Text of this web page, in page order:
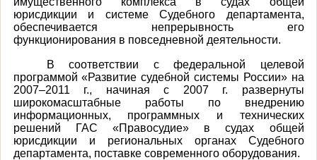
юрисдикции и системе Судебного департамента,
обеспечивается непрерывность его
функционирования в повседневной деятельности.
В соответствии с федеральной целевой
программой «Развитие судебной системы России» на
2007–2011 г., начиная с 2007 г. развернуты
широкомасштабные работы по внедрению
информационных, программных и технических
решений ГАС «Правосудие» в судах общей
юрисдикции и региональных органах Судебного
департамента, поставке современного оборудования.